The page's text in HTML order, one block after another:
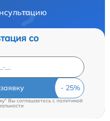
со
Вы соглашаетесь cполитикой